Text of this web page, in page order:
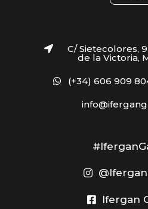
C/ Sietecolores,
de la Victoria,
(+34) 606 909
Ifergan